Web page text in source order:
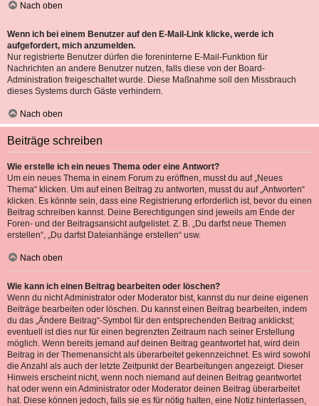
Nach oben
Wenn ich bei einem Benutzer auf den E-Mail-Link klicke, werde ich
aufgefordert, mich anzumelden.
Nur registrierte Benutzer dürfen die foreninterne E-Mail-Funktion für
Nachrichten an andere Benutzer nutzen, falls diese von der Board-
Administration freigeschaltet wurde. Diese Maßnahme soll den Missbrauch
dieses Systems durch Gäste verhindern.
Nach oben
Beiträge schreiben
Wie erstelle ich ein neues Thema oder eine Antwort?
Um ein neues Thema in einem Forum zu eröffnen, musst du auf „Neues
Thema“ klicken. Um auf einen Beitrag zu antworten, musst du auf „Antworten“
klicken. Es könnte sein, dass eine Registrierung erforderlich ist, bevor du einen
Beitrag schreiben kannst. Deine Berechtigungen sind jeweils am Ende der
Foren- und der Beitragsansicht aufgelistet. Z. B. „Du darfst neue Themen
erstellen“, „Du darfst Dateianhänge erstellen“ usw.
Nach oben
Wie kann ich einen Beitrag bearbeiten oder löschen?
Wenn du nicht Administrator oder Moderator bist, kannst du nur deine eigenen
Beiträge bearbeiten oder löschen. Du kannst einen Beitrag bearbeiten, indem
du das „Ändere Beitrag“-Symbol für den entsprechenden Beitrag anklickst;
eventuell ist dies nur für einen begrenzten Zeitraum nach seiner Erstellung
möglich. Wenn bereits jemand auf deinen Beitrag geantwortet hat, wird dein
Beitrag in der Themenansicht als überarbeitet gekennzeichnet. Es wird sowohl
die Anzahl als auch der letzte Zeitpunkt der Bearbeitungen angezeigt. Dieser
Hinweis erscheint nicht, wenn noch niemand auf deinen Beitrag geantwortet
hat oder wenn ein Administrator oder Moderator deinen Beitrag überarbeitet
hat. Diese können jedoch, falls sie es für nötig halten, eine Notiz hinterlassen,